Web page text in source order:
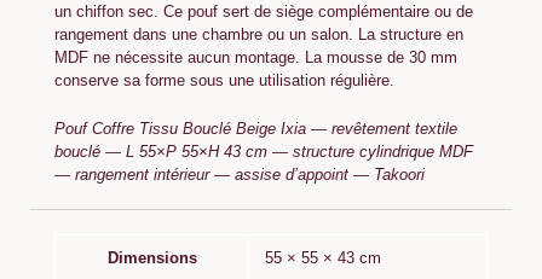
un chiffon sec. Ce pouf sert de siège complémentaire ou de
rangement dans une chambre ou un salon. La structure en
MDF ne nécessite aucun montage. La mousse de 30 mm
conserve sa forme sous une utilisation régulière.
Pouf Coffre Tissu Bouclé Beige Ixia — revêtement textile
bouclé — L 55×P 55×H 43 cm — structure cylindrique MDF
— rangement intérieur — assise d’appoint — Takoori
Dimensions 55 × 55 × 43 cm